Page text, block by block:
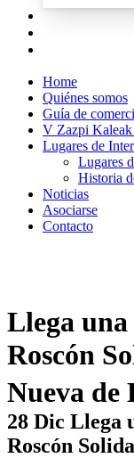
Home
Quiénes somos
Guía de
V Zazpi Kaleak
Lugares de
Lugares
Historia
Noticias
Asociarse
Contacto
Llega
Roscón
Nueva
28 Dic Llega
Roscón